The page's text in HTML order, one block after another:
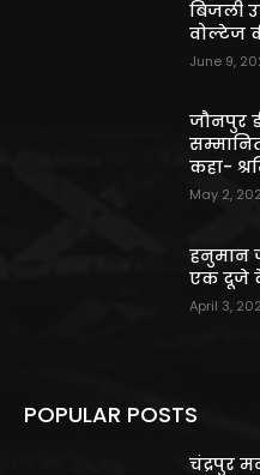
बिजली
वोल्टेज
June 9,
जौनपुर
कहा-
May 2,
हनुमान
एक दूजे
April 3,
POPULAR POSTS
चंद्रपुर